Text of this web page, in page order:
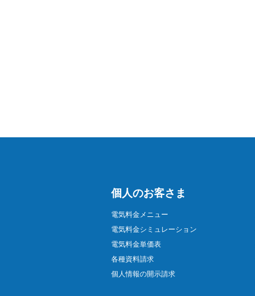
個人のお客さま
電気料金メニュー
電気料金シミュレーション
電気料金単価表
各種資料請求
個人情報の開示請求